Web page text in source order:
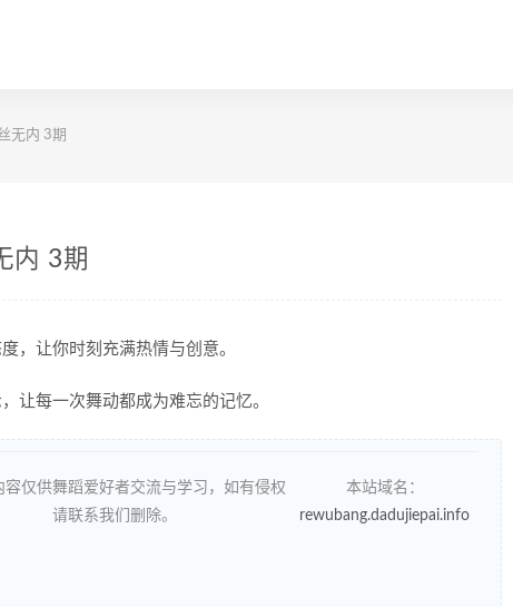
无内 3期
内 3期
，让你时刻充满热情与创意。
让每一次舞动都成为难忘的记忆。
容仅供舞蹈爱好者交流与学习，如有侵权
请联系我们删除。
本站域名：
rewubang.dadujiepai.info